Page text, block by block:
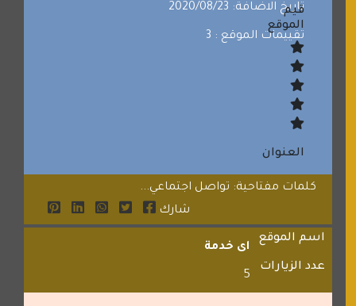
تاريخ الاضافة: 2020/08/23
تقييمات الموقع : 3
قيم
الموقع
العنوان
كلمات مفتاحية: تواصل اجتماعي...
شارك
اسم الموقع
اى خدمة
عدد الزيارات
5